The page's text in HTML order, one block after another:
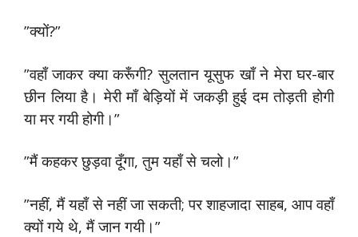
”क्यों?”
”वहाँ जाकर क्या करूँगी? सुलतान यूसुफ खाँ ने मेरा घर-बार
छीन लिया है। मेरी माँ बेड़ियों में जकड़ी हुई दम तोड़ती होगी
या मर गयी होगी।”
”मैं कहकर छुड़वा दूँगा, तुम यहाँ से चलो।”
”नहीं, मैं यहाँ से नहीं जा सकती; पर शाहजादा साहब, आप वहाँ
क्यों गये थे, मैं जान गयी।”